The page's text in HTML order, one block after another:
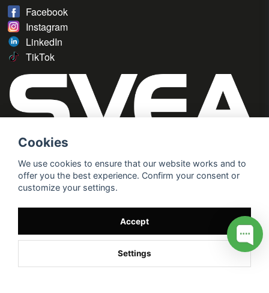
Facebook
Instagram
LinkedIn
TikTok
Cookies
We use cookies to ensure that our website works and to
offer you the best experience. Confirm your consent or
customize your settings.
Accept
Settings